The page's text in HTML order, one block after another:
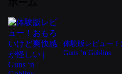
体験版レビュー
Guns ‘n Goblins